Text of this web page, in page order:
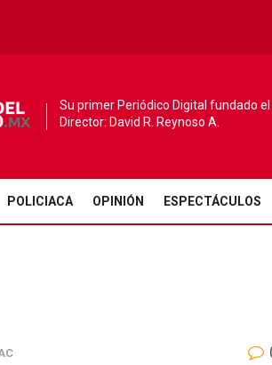
Su primer Periódico Digital fundado
Director: David R. Reynoso A.
POLICIACA OPINIÓN ESPECTÁCULOS